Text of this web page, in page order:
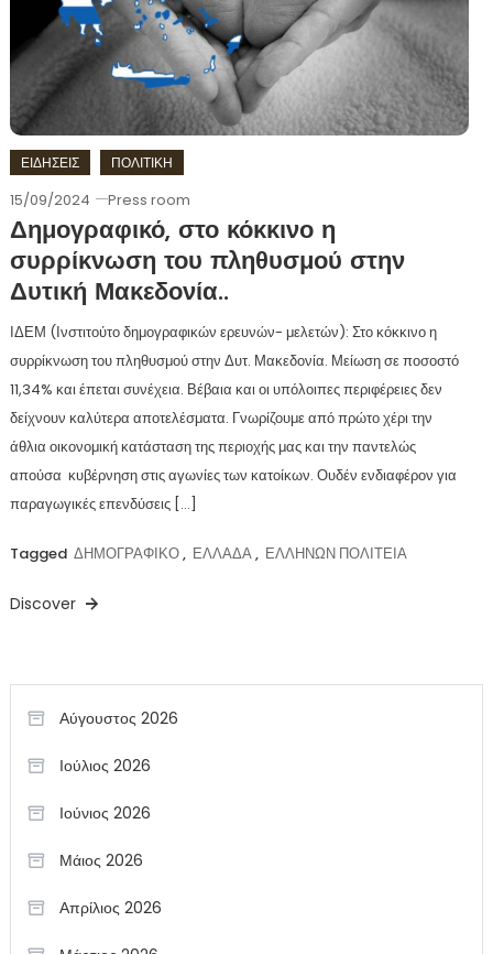
ΕΙΔΗΣΕΙΣ ΠΟΛΙΤΙΚΗ
15/09/2024 Press room
Δημογραφικό, στο κόκκινο η
συρρίκνωση του πληθυσμού στην
Δυτική Μακεδονία..
ΙΔΕΜ (Ινστιτούτο δημογραφικών ερευνών- μελετών): Στο κόκκινο η
συρρίκνωση του πληθυσμού στην Δυτ. Μακεδονία. Μείωση σε ποσοστό
11,34% και έπεται συνέχεια. Βέβαια και οι υπόλοιπες περιφέρειες δεν
δείχνουν καλύτερα αποτελέσματα. Γνωρίζουμε από πρώτο χέρι την
άθλια οικονομική κατάσταση της περιοχής μας και την παντελώς
απούσα κυβέρνηση στις αγωνίες των κατοίκων. Ουδέν ενδιαφέρον για
παραγωγικές επενδύσεις […]
Tagged ΔΗΜΟΓΡΑΦΙΚΟ, ΕΛΛΑΔΑ, ΕΛΛΗΝΩΝ ΠΟΛΙΤΕΙΑ
Discover
Αύγουστος 2026
Ιούλιος 2026
Ιούνιος 2026
Μάιος 2026
Απρίλιος 2026